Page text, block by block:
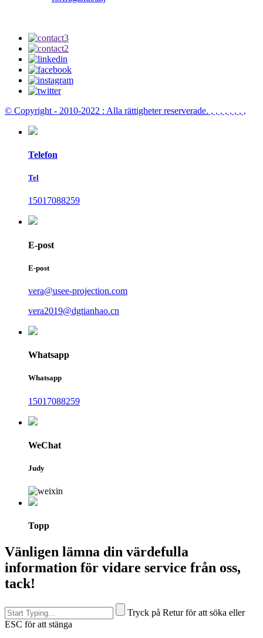
© Copyright - 2010-2022 : Alla rättigheter reserverade. , , , , , , , ,
Telefon
Tel
15017088259
E-post
E-post
vera@usee-projection.com
vera2019@dgtianhao.cn
Whatsapp
Whatsapp
15017088259
WeChat
Judy
Topp
Vänligen lämna din värdefulla
information för vidare service från oss,
tack!
Tryck på Retur för att söka eller
ESC för att stänga